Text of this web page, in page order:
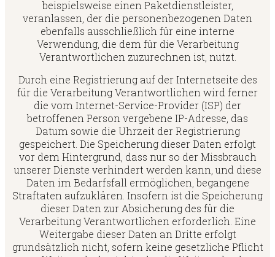
beispielsweise einen Paketdienstleister,
veranlassen, der die personenbezogenen Daten
ebenfalls ausschließlich für eine interne
Verwendung, die dem für die Verarbeitung
Verantwortlichen zuzurechnen ist, nutzt.
Durch eine Registrierung auf der Internetseite des
für die Verarbeitung Verantwortlichen wird ferner
die vom Internet-Service-Provider (ISP) der
betroffenen Person vergebene IP-Adresse, das
Datum sowie die Uhrzeit der Registrierung
gespeichert. Die Speicherung dieser Daten erfolgt
vor dem Hintergrund, dass nur so der Missbrauch
unserer Dienste verhindert werden kann, und diese
Daten im Bedarfsfall ermöglichen, begangene
Straftaten aufzuklären. Insofern ist die Speicherung
dieser Daten zur Absicherung des für die
Verarbeitung Verantwortlichen erforderlich. Eine
Weitergabe dieser Daten an Dritte erfolgt
grundsätzlich nicht, sofern keine gesetzliche Pflicht